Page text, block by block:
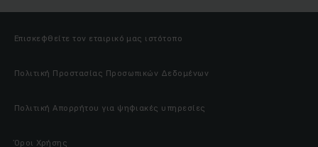
Επισκεφθείτε τον εταιρικό μας ιστότοπο
Πολιτική Προστασίας Προσωπικών Δεδομένων
Πολιτική Απορρήτου για ψηφιακές υπηρεσίες
Όροι Χρήσης